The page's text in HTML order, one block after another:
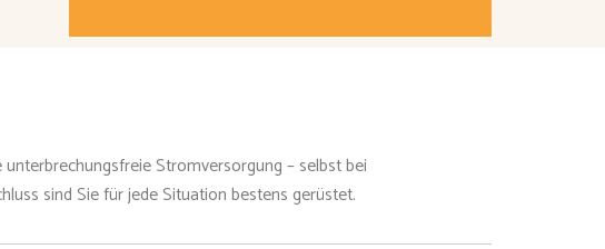
Stromversorgung – selbst bei
sind Sie für jede Situation bestens gerüstet.